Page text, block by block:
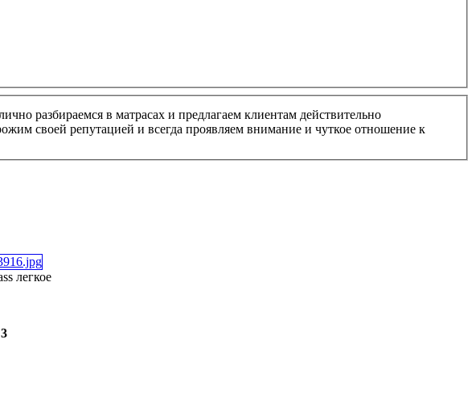
разбираемся в матрасах и предлагаем клиентам действительно
своей репутацией и всегда проявляем внимание и чуткое отношение к
легкое
3